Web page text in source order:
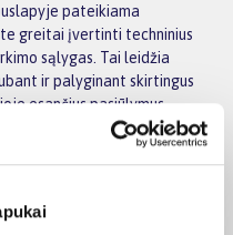
pateikiama
greitai įvertinti techninius
sąlygas. Tai leidžia
ir palyginant skirtingus
esančius pasiūlymus.
nemokamas 24 mėnesių
įsigyti išsimokėtinai.
į paštomatą nemokamas;